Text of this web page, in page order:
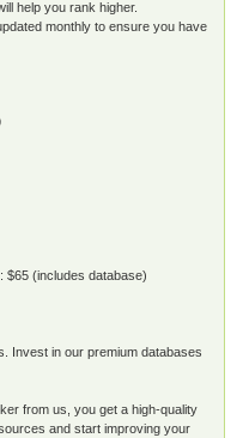
help you rank higher.
monthly to ensure you have
$65 (includes database)
Invest in our premium databases
from us, you get a high-quality
and start improving your